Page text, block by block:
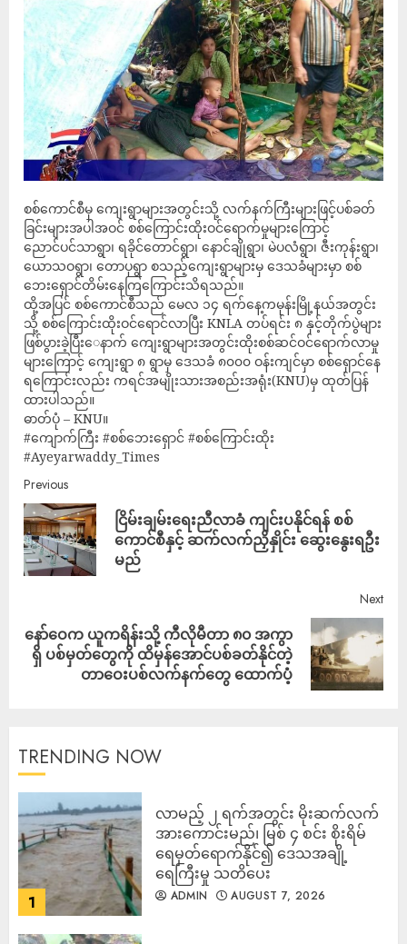
စစ်ကောင်စီမှ ကျေးရွာများအတွင်းသို့ လက်နက်ကြီးများဖြင့်ပစ်ခတ်
ခြင်းများအပါအဝင် စစ်ကြောင်းထိုးဝင်ရောက်မှုများကြောင့်
ညောင်ပင်သာရွာ၊ ရခိုင်တောင်ရွာ၊ နောင်ချိုရွာ၊ မဲပလံရွာ၊ ဇီးကုန်းရွာ၊
ယောသဝရွာ၊ တောပုရွာ စသည့်ကျေးရွာများမှ ဒေသခံများမှာ စစ်
ဘေးရှောင်တိမ်းနေကြကြောင်းသိရသည်။
ထို့အပြင် စစ်ကောင်စီသည် မေလ ၁၄ ရက်နေ့ကမုန်းမြို့နယ်အတွင်း
သို့ စစ်ကြောင်းထိုးဝင်ရောင်လာပြီး KNLA တပ်ရင်း ၈ နှင့်တိုက်ပွဲများ
ဖြစ်ပွားခဲ့ပြီး‌ေနာက် ကျေးရွာများအတွင်းထိုးစစ်ဆင်ဝင်ရောက်လာမှု
များကြောင့် ကျေးရွာ ၈ ရွာမှ ဒေသခံ ၈၀၀၀ ဝန်းကျင်မှာ စစ်ရှောင်နေ
ရကြောင်းလည်း ကရင်အမျိုးသားအစည်းအရုံး(KNU)မှ ထုတ်ပြန်
ထားပါသည်။
ဓာတ်ပုံ – KNU။
#ကျောက်ကြီး #စစ်ဘေးရှောင် #စစ်ကြောင်းထိုး
#Ayeyarwaddy_Times
Previous
ငြိမ်းချမ်းရေးညီလာခံ ကျင်းပနိုင်ရန် စစ်
ကောင်စီနှင့် ဆက်လက်ညှိနှိုင်း ဆွေးနွေးရဦး
မည်
Next
နော်ဝေက ယူကရိန်းသို့ ကီလိုမီတာ ၈၀ အကွာ
ရှိ ပစ်မှတ်တွေကို ထိမှန်အောင်ပစ်ခတ်နိုင်တဲ့
တာဝေးပစ်လက်နက်တွေ ထောက်ပံ့
TRENDING NOW
1
လာမည့် ၂ ရက်အတွင်း မိုးဆက်လက်
အားကောင်းမည်၊ မြစ် ၄ စင်း စိုးရိမ်
ရေမှတ်ရောက်နိုင်၍ ဒေသအချို့
ရေကြီးမှု သတိပေး
ADMIN AUGUST 7, 2026